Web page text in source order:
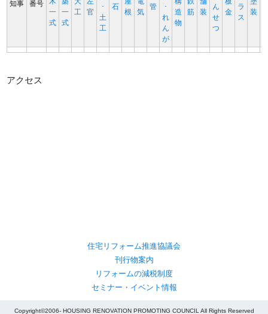
知事
番号
一
式
一
式
工
官
･
土
工
石
根
気
管
･
れ
ん
が
造
物
筋
装
ん
せ
つ
金
ラ
ス
装
アクセス
住宅リフォーム推進協議会
刊行物案内
リフォームの減税制度
セミナー・イベント情報
Copyright©2006- HOUSING RENOVATION PROMOTING COUNCIL All Rights Reserved